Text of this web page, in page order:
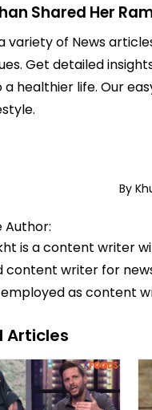
Shared Her
variety of News
Get detailed
a healthier life. Our
By
Author:
is a content writer
content writer for
as content
Articles